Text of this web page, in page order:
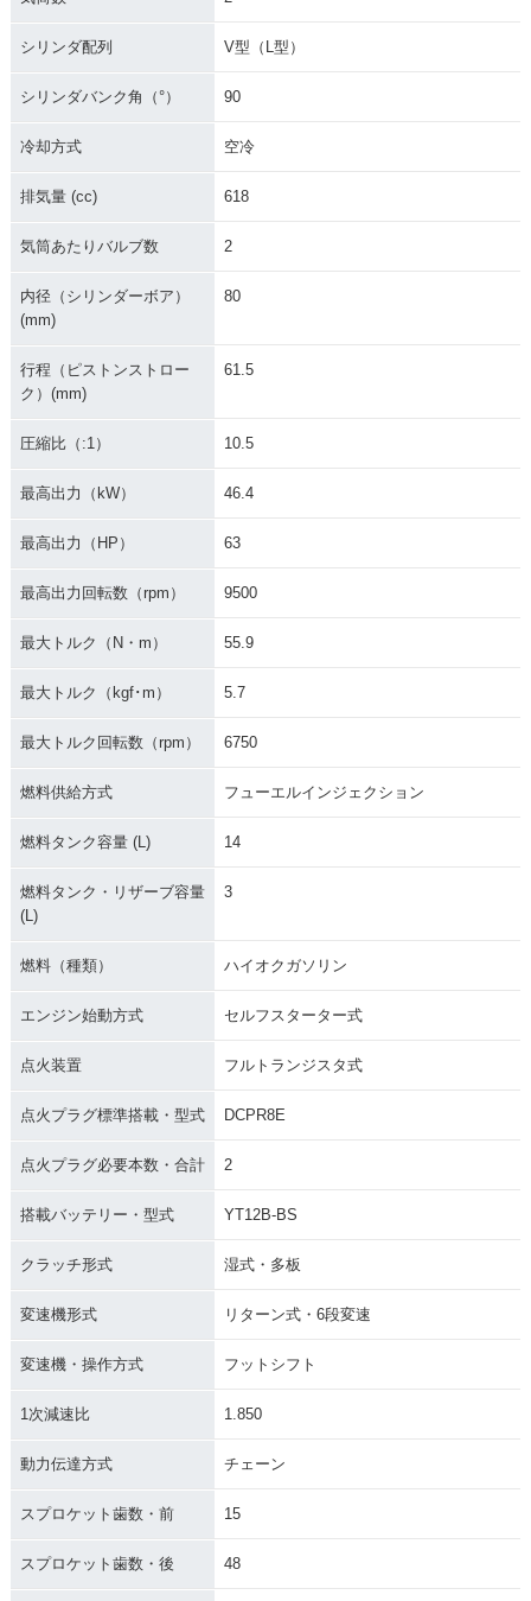
シリンダ配列 V型（L型）
シリンダバンク角（°） 90
冷却方式 空冷
排気量 (cc) 618
気筒あたりバルブ数 2
内径（シリンダーボア）
(mm)
80
行程（ピストンストロー
ク）(mm)
61.5
圧縮比（:1） 10.5
最高出力（kW） 46.4
最高出力（HP） 63
最高出力回転数（rpm） 9500
最大トルク（N・m） 55.9
最大トルク（kgf･m） 5.7
最大トルク回転数（rpm） 6750
燃料供給方式 フューエルインジェクション
燃料タンク容量 (L) 14
燃料タンク・リザーブ容量
(L)
3
燃料（種類） ハイオクガソリン
エンジン始動方式 セルフスターター式
点火装置 フルトランジスタ式
点火プラグ標準搭載・型式 DCPR8E
点火プラグ必要本数・合計 2
搭載バッテリー・型式 YT12B-BS
クラッチ形式 湿式・多板
変速機形式 リターン式・6段変速
変速機・操作方式 フットシフト
1次減速比 1.850
動力伝達方式 チェーン
スプロケット歯数・前 15
スプロケット歯数・後 48